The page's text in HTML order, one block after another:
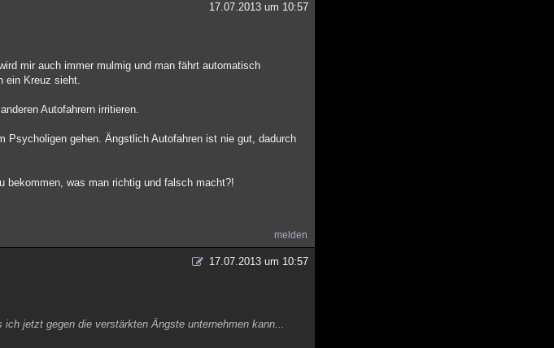
17.07.2013 um 10:57
mir auch immer mulmig und man fährt automatisch
ein Kreuz sieht.
Autofahrern irritieren.
gehen. Ängstlich Autofahren ist nie gut, dadurch
bekommen, was man richtig und falsch macht?!
melden
17.07.2013 um 10:57
jetzt gegen die verstärkten Ängste unternehmen kann...